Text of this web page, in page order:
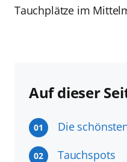
Tauchplätze im
Auf dieser
01 Die
02 Tauchspots